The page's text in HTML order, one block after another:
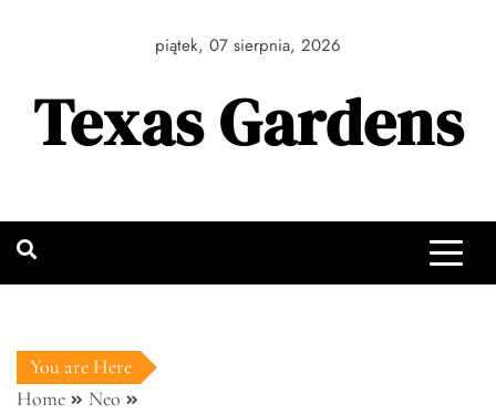
piątek, 07 sierpnia, 2026
Texas Gardens
You are Here
Home
Neo